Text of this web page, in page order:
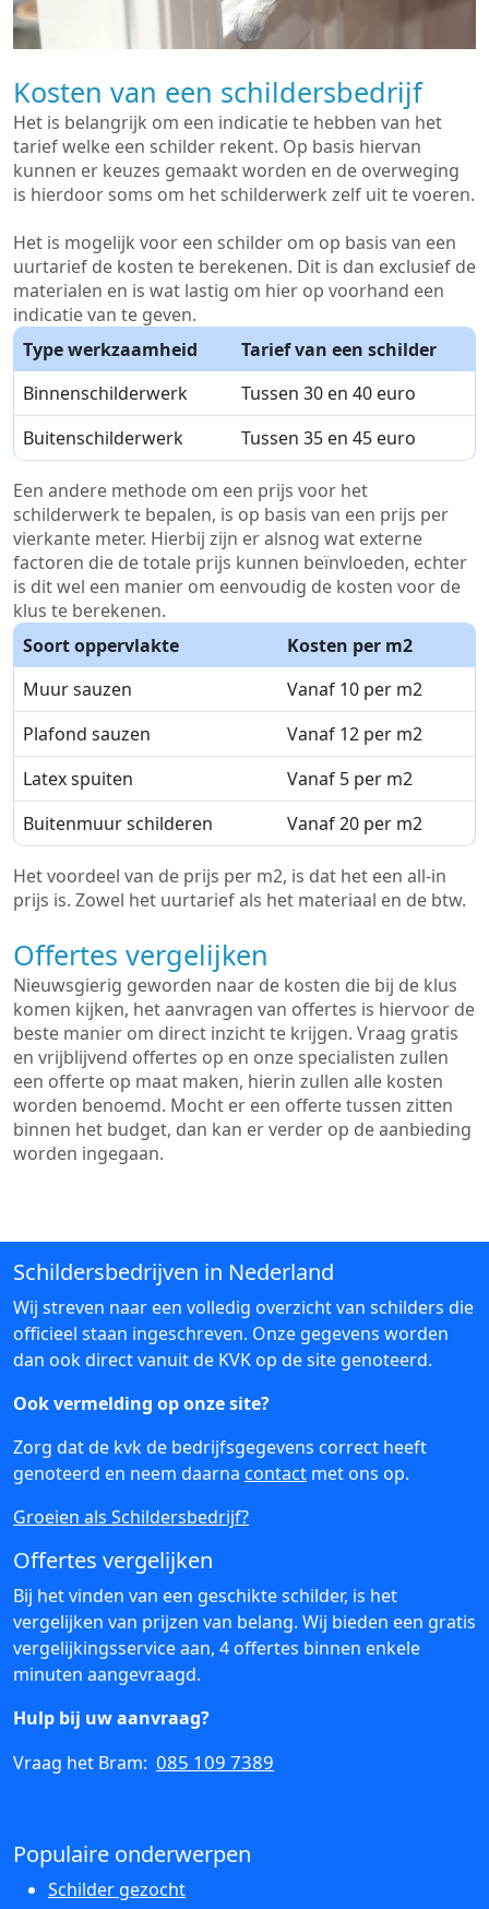
Kosten van een schildersbedrijf
Het is belangrijk om een indicatie te hebben van het
tarief welke een schilder rekent. Op basis hiervan
kunnen er keuzes gemaakt worden en de overweging
is hierdoor soms om het schilderwerk zelf uit te voeren.
Het is mogelijk voor een schilder om op basis van een
uurtarief de kosten te berekenen. Dit is dan exclusief de
materialen en is wat lastig om hier op voorhand een
indicatie van te geven.
Type werkzaamheid
Tarief van een schilder
Binnenschilderwerk
Tussen 30 en 40 euro
Buitenschilderwerk
Tussen 35 en 45 euro
Een andere methode om een prijs voor het
schilderwerk te bepalen, is op basis van een prijs per
vierkante meter. Hierbij zijn er alsnog wat externe
factoren die de totale prijs kunnen beïnvloeden, echter
is dit wel een manier om eenvoudig de kosten voor de
klus te berekenen.
Soort oppervlakte
Kosten per m2
Muur sauzen
Vanaf 10 per m2
Plafond sauzen
Vanaf 12 per m2
Latex spuiten
Vanaf 5 per m2
Buitenmuur schilderen
Vanaf 20 per m2
Het voordeel van de prijs per m2, is dat het een all-in
prijs is. Zowel het uurtarief als het materiaal en de btw.
Offertes vergelijken
Nieuwsgierig geworden naar de kosten die bij de klus
komen kijken, het aanvragen van offertes is hiervoor de
beste manier om direct inzicht te krijgen. Vraag gratis
en vrijblijvend offertes op en onze specialisten zullen
een offerte op maat maken, hierin zullen alle kosten
worden benoemd. Mocht er een offerte tussen zitten
binnen het budget, dan kan er verder op de aanbieding
worden ingegaan.
Schildersbedrijven in Nederland
Wij streven naar een volledig overzicht van schilders die
officieel staan ingeschreven. Onze gegevens worden
dan ook direct vanuit de KVK op de site genoteerd.
Ook vermelding op onze site?
Zorg dat de kvk de bedrijfsgegevens correct heeft
genoteerd en neem daarna contact met ons op.
Groeien als Schildersbedrijf?
Offertes vergelijken
Bij het vinden van een geschikte schilder, is het
vergelijken van prijzen van belang. Wij bieden een gratis
vergelijkingsservice aan, 4 offertes binnen enkele
minuten aangevraagd.
Hulp bij uw aanvraag?
Vraag het Bram: 085 109 7389
Populaire onderwerpen
Schilder gezocht